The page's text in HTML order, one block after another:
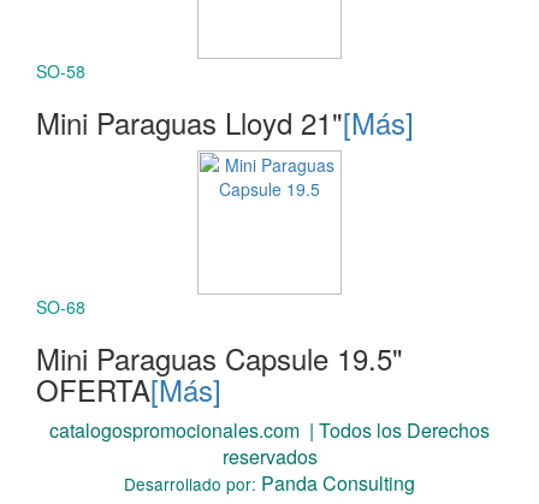
SO-58
Mini Paraguas Lloyd 21"[Más]
SO-68
Mini Paraguas Capsule 19.5"
OFERTA[Más]
catalogospromocionales.com | Todos los Derechos
reservados
Desarrollado por: Panda Consulting